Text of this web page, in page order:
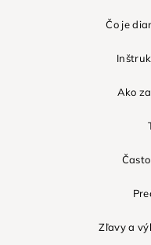
Čo je
Ako
Zľavy a